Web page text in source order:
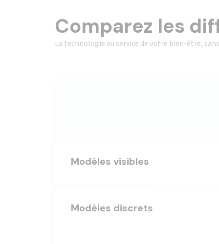
Comparez les
La technologie au service de votre bien-être,